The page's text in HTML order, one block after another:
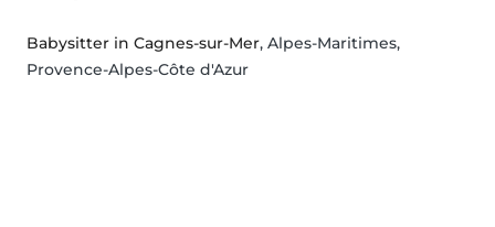
Babysitter in Cagnes-sur-Mer, Alpes-Maritimes,
Provence-Alpes-Côte d'Azur